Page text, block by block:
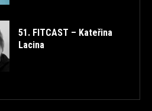
51. FITCAST – Kateřina
Lacina